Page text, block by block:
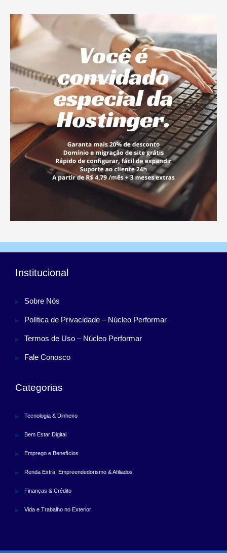
Institucional
Sobre Nós
Política de Privacidade – Núcleo Performar
Termos de Uso – Núcleo Performar
Fale Conosco
Categorias
Tecnologia & Dinheiro
Bem Estar Digital
Emprego e Benefícios
Renda Extra, Empreendedorismo & Afiliados
Finanças & Crédito
Vida e Trabalho no Exterior